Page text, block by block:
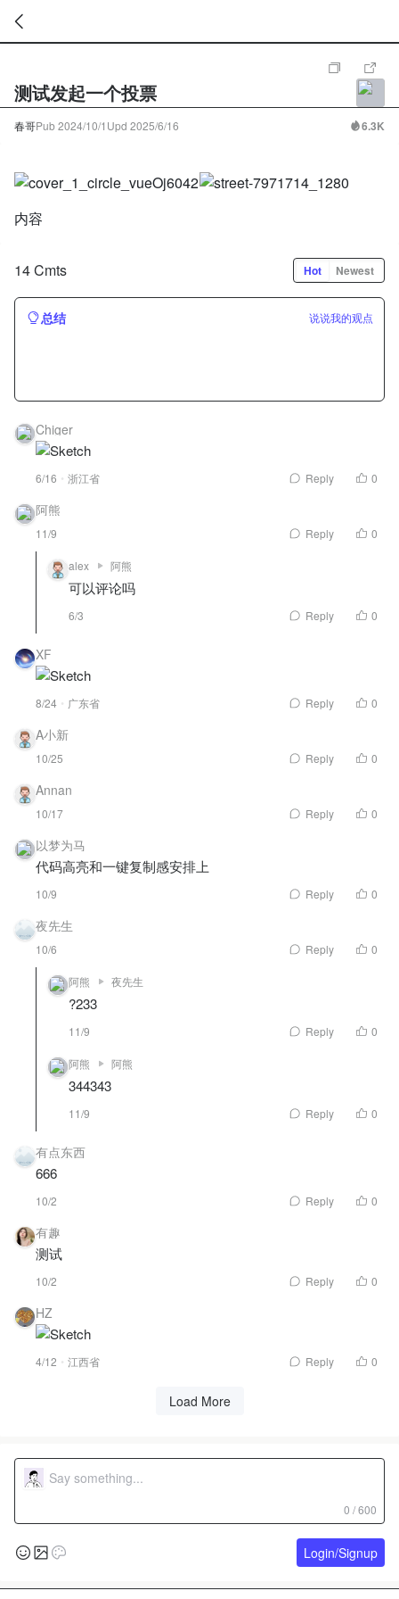
测试发起一个投票
春哥Pub2024/10/1 Upd 2025/6/16 6.3K
内容
14 Cmts Hot Newest
总结 说说我的观点
Chiger
6/16 浙江省 Reply 0
阿熊
11/9 Reply 0
alex 阿熊
可以评论吗
6/3 Reply 0
XF
8/24 广东省 Reply 0
A小新
10/25 Reply 0
Annan
10/17 Reply 0
以梦为马
代码高亮和一键复制感安排上
10/9 Reply 0
夜先生
10/6 Reply 0
阿熊 夜先生
?233
11/9 Reply 0
阿熊 阿熊
344343
11/9 Reply 0
有点东西
666
10/2 Reply 0
有趣
测试
10/2 Reply 0
HZ
4/12 江西省 Reply 0
Load More
0 / 600
Login/Signup